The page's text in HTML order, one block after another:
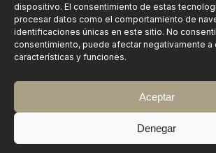
dispositivo. El consentimiento de estas
procesar datos como el comportamiento de
identificaciones únicas en este sitio. No
consentimiento, puede afectar negativamente a
características y funciones.
Aceptar
Denegar
Instagram
https://
X
«Joaquín Turina» | Sanlúcar de